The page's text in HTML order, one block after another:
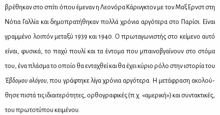
βρέ­θη­καν στο σπί­τι όπου έμε­ναν η Λε­ο­νό­ρα Κά­ρινγ­κτον με τον Μαξ Ερνστ στη
Νό­τια Γαλ­λία και δη­μο­πρα­τή­θη­καν πολ­λά χρό­νια αρ­γό­τε­ρα στο Πα­ρί­σι. Εί­ναι
γραμ­μέ­νο λοι­πόν με­τα­ξύ 1939 και 1940. Ο πρω­τα­γω­νι­στής στο κεί­με­νο αυ­τό
εί­ναι, φυ­σι­κά, το πα­χύ που­λί και τα έντο­μα που μπαι­νο­βγαί­νουν στο στό­μα
του, ένα πλά­σμα το οποίο θα εντα­χθεί και θα έχει κύ­ριο ρό­λο στην ιστο­ρία του
Έβδο­μου αλό­γου,που γρά­φτη­κε λί­γα χρό­νια αρ­γό­τε­ρα. Η με­τά­φρα­ση ακο­λού­
θη­σε πι­στά τις ιδιαι­τε­ρό­τη­τες, ορ­θο­γρα­φι­κές (π.χ. «αμε­ρι­κή») και συ­ντα­κτι­κές,
του πρω­το­τύ­που κει­μέ­νου.